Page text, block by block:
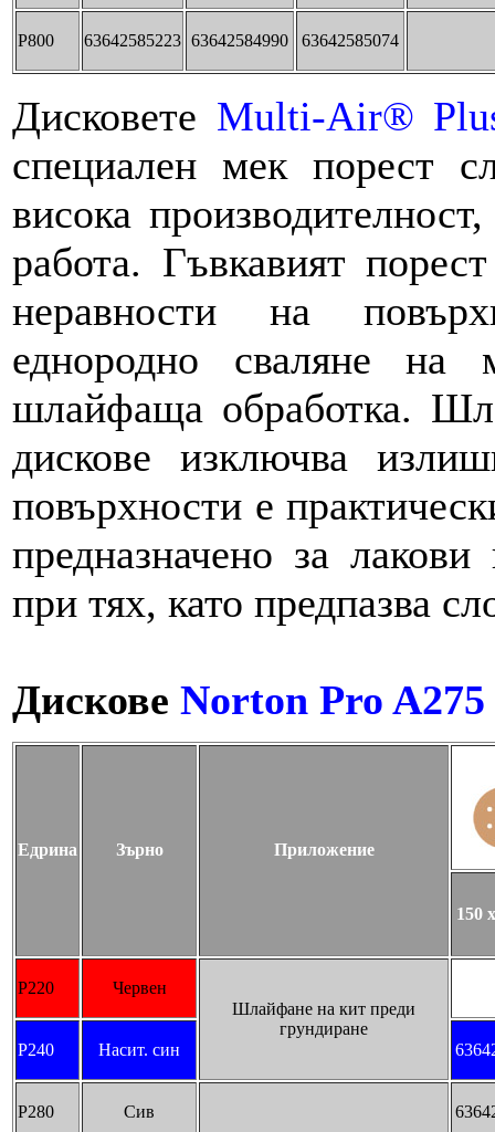
P800 63642585223 63642584990 63642585074
Дисковете Multi-Air®
специален мек порест
висока
работа. Гъвкавият
неравности на
еднородно сваляне на
шлайфаща обработка.
дискове изключва
повърхности е
предназначено за
при тях, като предпазва
Дискове Norton Pro
Едрина Зърно Приложение
150
P220
Червен
Шлайфане на кит преди
грундиране
P240
Насит. син
P280
Сив